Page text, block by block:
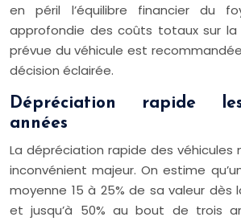
en péril l’équilibre financier du
approfondie des coûts totaux sur la
prévue du véhicule est
décision éclairée.
Dépréciation rapide
années
La dépréciation rapide des véhicules
inconvénient majeur. On estime
moyenne 15 à 25% de sa valeur dès
et jusqu’à 50% au bout de trois